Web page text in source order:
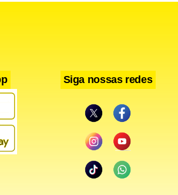
Siga nossas redes